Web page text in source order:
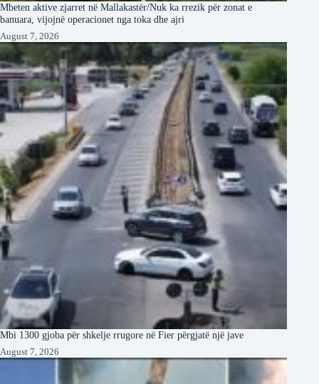
Mbeten aktive zjarret në Mallakastër/Nuk ka rrezik për zonat e
banuara, vijojnë operacionet nga toka dhe ajri
August 7, 2026
Mbi 1300 gjoba për shkelje rrugore në Fier përgjatë një jave
August 7, 2026